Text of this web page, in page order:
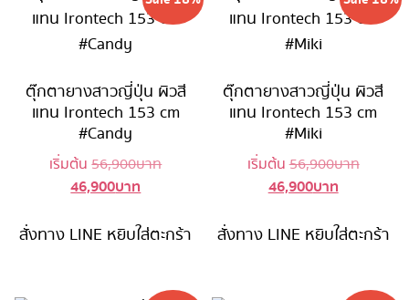
ตุ๊กตายางสาวญี่ปุ่น ผิวสี
แทน Irontech 153 cm
#Candy
เริ่มต้น56,900บาทOriginal
56,900 บาท.
46,900บาท
is:
สั่งทาง LINE หยิบใส่ตะกร้า
ตุ๊กตายางสาวญี่ปุ่น ผิวสี
แทน Irontech 153 cm
#Miki
เริ่มต้น56,900บาทOriginal
56,900
46,900บาทCurrent
is:
สั่งทาง LINE หยิบใส่ตะกร้า